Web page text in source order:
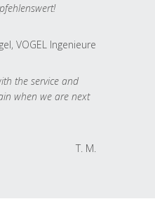
VOGEL Ingenieure
the service and
when we are next
T. M.